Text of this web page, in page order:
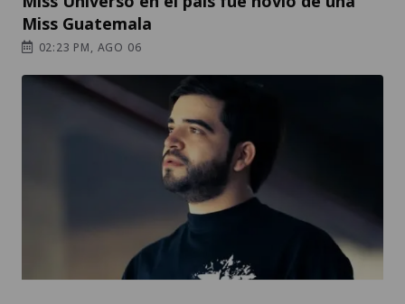
Miss Guatemala
02:23 PM, AGO 06